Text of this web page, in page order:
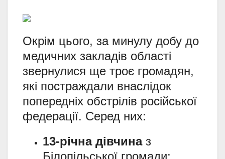
Окрім цього, за минулу добу до
медичних закладів області
звернулися ще троє громадян,
які постраждали внаслідок
попередніх обстрілів російської
федерації. Серед них:
13-річна дівчиназ